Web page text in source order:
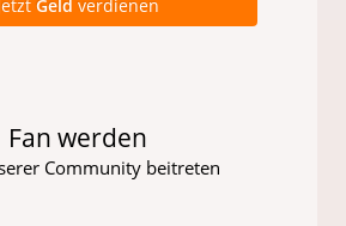
Geld verdienen
Fan werden
Community beitreten